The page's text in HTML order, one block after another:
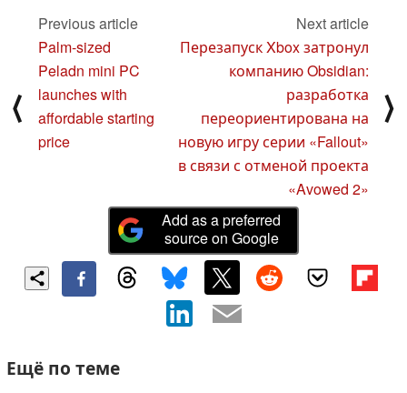
⟨
Previous article
Palm-sized
Peladn mini PC
launches with
affordable starting
price
Next article
Перезапуск Xbox затронул
компанию Obsidian:
разработка
переориентирована на
новую игру серии «Fallout»
в связи с отменой проекта
«Avowed 2»
⟩
Add as a preferred
source on Google
Ещё по теме